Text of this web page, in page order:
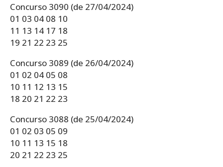
Concurso 3090 (de 27/04/2024)
01 03 04 08 10
11 13 14 17 18
19 21 22 23 25
Concurso 3089 (de 26/04/2024)
01 02 04 05 08
10 11 12 13 15
18 20 21 22 23
Concurso 3088 (de 25/04/2024)
01 02 03 05 09
10 11 13 15 18
20 21 22 23 25